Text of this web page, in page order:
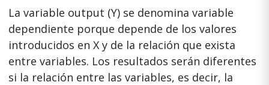
La variable output (Y) se denomina variable
dependiente porque depende de los valores
introducidos en X y de la relación que exista
entre variables. Los resultados serán diferentes
si la relación entre las variables, es decir, la